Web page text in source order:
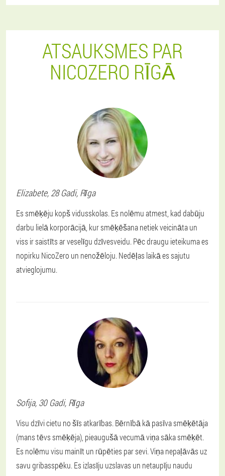
ATSAUKSMES PAR
NICOZERO RĪGĀ
Elizabete, 28 Gadi, Rīga
Es smēķēju kopš vidusskolas. Es nolēmu atmest, kad dabūju
darbu lielā korporācijā, kur smēķēšana netiek veicināta un
viss ir saistīts ar veselīgu dzīvesveidu. Pēc draugu ieteikuma es
nopirku NicoZero un nenožēloju. Nedēļas laikā es sajutu
atvieglojumu.
Sofija, 30 Gadi, Rīga
Visu dzīvi cietu no šīs atkarības. Bērnībā kā pasīva smēķētāja
(mans tēvs smēķēja), pieaugušā vecumā viņa sāka smēķēt.
Es nolēmu visu mainīt un rūpēties par sevi. Viņa nepaļāvās uz
savu gribasspēku. Es izlasīju uzslavas un netaupīju naudu